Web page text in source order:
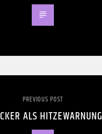
PREVIOUS POST
ALS HITZEWARNUNG